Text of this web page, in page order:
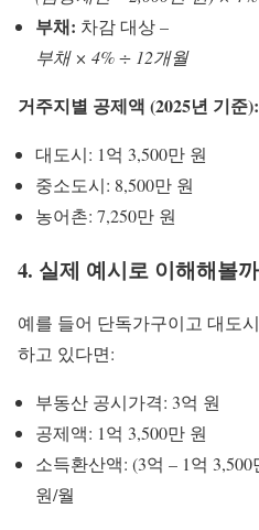
부채: 차감 대상 –
부채 × 4% ÷ 12개월
거주지별 공제액 (2025년 기준):
대도시: 1억 3,500만 원
중소도시: 8,500만 원
농어촌: 7,250만 원
4. 실제 예시로 이해해볼
예를 들어 단독가구이고 대도
하고 있다면:
부동산 공시가격: 3억 원
공제액: 1억 3,500만 원
소득환산액: (3억 – 1억
원/월